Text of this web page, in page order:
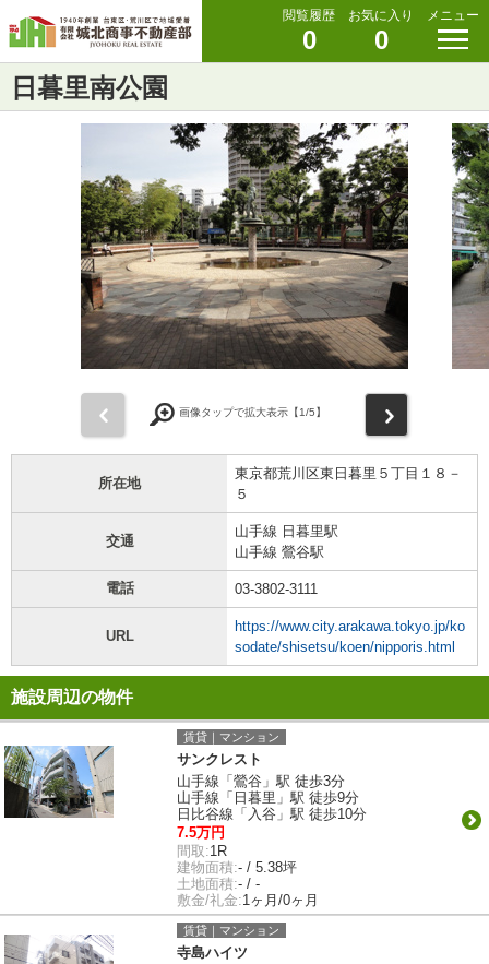
閲覧履歴
0
お気に入り
0
メニュー
日暮里南公園
画像タップで拡大表示【1/5】
所在地
東京都荒川区東日暮里５丁目１８－
５
交通
山手線 日暮里駅
山手線 鶯谷駅
電話 03-3802-3111
URL
https://www.city.arakawa.tokyo.jp/ko
sodate/shisetsu/koen/nipporis.html
施設周辺の物件
賃貸｜マンション
サンクレスト
山手線「鶯谷」駅 徒歩3分
山手線「日暮里」駅 徒歩9分
日比谷線「入谷」駅 徒歩10分
7.5万円
間取:1R
建物面積:- / 5.38坪
土地面積:- / -
敷金/礼金:1ヶ月/0ヶ月
賃貸｜マンション
寺島ハイツ